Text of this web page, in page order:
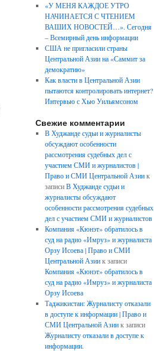
«У МЕНЯ КАЖДОЕ УТРО
НАЧИНАЕТСЯ С ЧТЕНИЕМ
ВАШИХ НОВОСТЕЙ…». Сегодня
– Всемирный день информации
США не пригласили страны
Центральной Азии на «Саммит за
демократию»
Как власти в Центральной Азии
пытаются контролировать интернет?
Интервью с Хью Уильямсоном
Свежие комментарии
В Худжанде судьи и журналисты
обсуждают особенности
рассмотрения судебных дел с
участием СМИ и журналистов |
Право и СМИ Центральной Азиик
записиВ Худжанде судьи и
журналисты обсуждают
особенности рассмотрения судебных
дел с участием СМИ и журналистов
Компания «Кюнэт» обратилось в
суд на радио «Имруз» и журналиста
Орзу Исоева | Право и СМИ
Центральной Азиик записи
Компания «Кюнэт» обратилось в
суд на радио «Имруз» и журналиста
Орзу Исоева
Таджикистан: Журналисту отказали
в доступе к информации | Право и
СМИ Центральной Азиик записи
Журналисту отказали в доступе к
информации.